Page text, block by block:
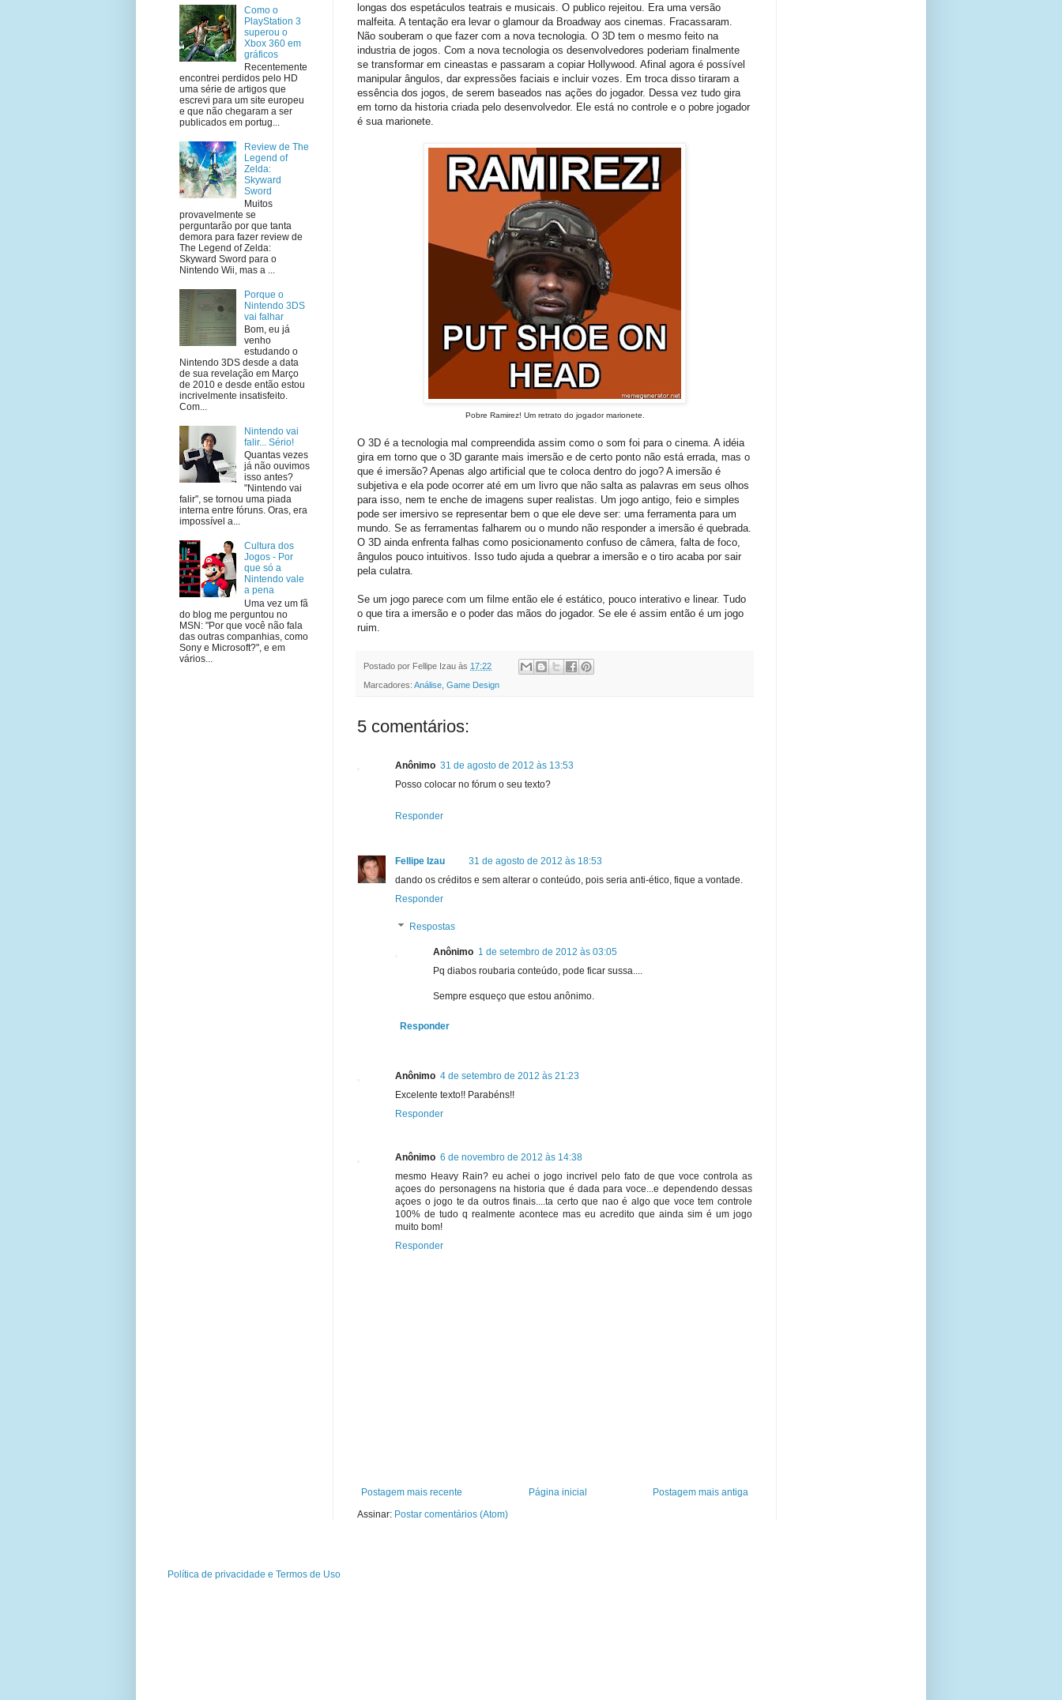
longas dos espetáculos teatrais e musicais. O publico rejeitou. Era uma versão
malfeita. A tentação era levar o glamour da Broadway aos cinemas. Fracassaram.
Não souberam o que fazer com a nova tecnologia. O 3D tem o mesmo feito na
industria de jogos. Com a nova tecnologia os desenvolvedores poderiam finalmente
se transformar em cineastas e passaram a copiar Hollywood. Afinal agora é possível
manipular ângulos, dar expressões faciais e incluir vozes. Em troca disso tiraram a
essência dos jogos, de serem baseados nas ações do jogador. Dessa vez tudo gira
em torno da historia criada pelo desenvolvedor. Ele está no controle e o pobre jogador
é sua marionete.
Pobre Ramirez! Um retrato do jogador marionete.
O 3D é a tecnologia mal compreendida assim como o som foi para o cinema. A idéia
gira em torno que o 3D garante mais imersão e de certo ponto não está errada, mas o
que é imersão? Apenas algo artificial que te coloca dentro do jogo? A imersão é
subjetiva e ela pode ocorrer até em um livro que não salta as palavras em seus olhos
para isso, nem te enche de imagens super realistas. Um jogo antigo, feio e simples
pode ser imersivo se representar bem o que ele deve ser: uma ferramenta para um
mundo. Se as ferramentas falharem ou o mundo não responder a imersão é quebrada.
O 3D ainda enfrenta falhas como posicionamento confuso de câmera, falta de foco,
ângulos pouco intuitivos. Isso tudo ajuda a quebrar a imersão e o tiro acaba por sair
pela culatra.
Se um jogo parece com um filme então ele é estático, pouco interativo e linear. Tudo
o que tira a imersão e o poder das mãos do jogador. Se ele é assim então é um jogo
ruim.
Postado por Fellipe Izau às 17:22
Marcadores: Análise Game Design
5 comentários:
Anônimo 31 de agosto de 2012 às 13:53
Posso colocar no fórum o seu texto?
Responder
Fellipe Izau
31 de agosto de 2012 às 18:53
dando os créditos e sem alterar o conteúdo, pois seria anti-ético, fique a vontade.
Responder
Respostas
Anônimo 1 de setembro de 2012 às 03:05
Pq diabos roubaria conteúdo, pode ficar sussa....
Sempre esqueço que estou anônimo.
Responder
Anônimo 4 de setembro de 2012 às 21:23
Excelente texto!! Parabéns!!
Responder
Anônimo 6 de novembro de 2012 às 14:38
mesmo Heavy Rain? eu achei o jogo incrivel pelo fato de que voce controla as
açoes do personagens na historia que é dada para voce...e dependendo dessas
açoes o jogo te da outros finais....ta certo que nao é algo que voce tem controle
100% de tudo q realmente acontece mas eu acredito que ainda sim é um jogo
muito bom!
Responder
Postagem mais recente Postagem mais antiga
Página inicial
Assinar: Postar comentários (Atom)
Como o
PlayStation 3
superou o
Xbox 360 em
gráficos
Recentemente
encontrei perdidos pelo HD
uma série de artigos que
escrevi para um site europeu
e que não chegaram a ser
publicados em portug...
Review de The
Legend of
Zelda:
Skyward
Sword
Muitos
provavelmente se
perguntarão por que tanta
demora para fazer review de
The Legend of Zelda:
Skyward Sword para o
Nintendo Wii, mas a ...
Porque o
Nintendo 3DS
vai falhar
Bom, eu já
venho
estudando o
Nintendo 3DS desde a data
de sua revelação em Março
de 2010 e desde então estou
incrivelmente insatisfeito.
Com...
Nintendo vai
falir... Sério!
Quantas vezes
já não ouvimos
isso antes?
"Nintendo vai
falir", se tornou uma piada
interna entre fóruns. Oras, era
impossível a...
Cultura dos
Jogos - Por
que só a
Nintendo vale
a pena
Uma vez um fã
do blog me perguntou no
MSN: "Por que você não fala
das outras companhias, como
Sony e Microsoft?", e em
vários...
Política de privacidade e Termos de Uso